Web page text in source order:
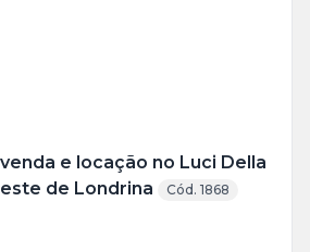
e locação no Luci Della
de Londrina
Cód. 1868